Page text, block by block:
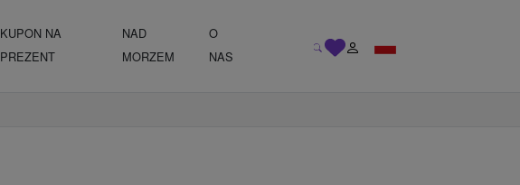
KUPON NA
PREZENT
NAD
MORZEM
O
NAS